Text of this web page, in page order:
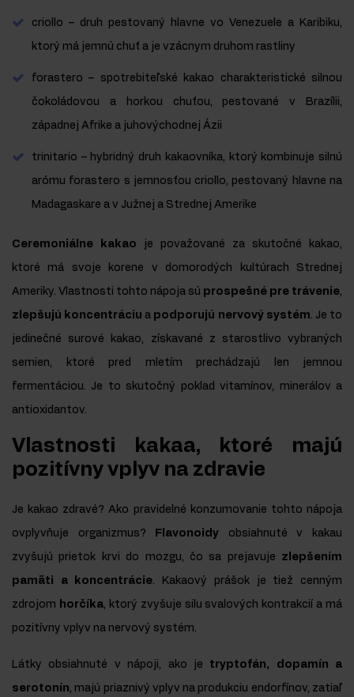
criollo – druh pestovaný hlavne vo Venezuele a Karibiku,
ktorý má jemnú chuť a je vzácnym druhom rastliny
forastero – spotrebiteľské kakao charakteristické silnou
čokoládovou a horkou chuťou, pestované v Brazílii,
západnej Afrike a juhovýchodnej Ázii
trinitario – hybridný druh kakaovníka, ktorý kombinuje silnú
arómu forastero s jemnosťou criollo, pestovaný hlavne na
Madagaskare a v Južnej a Strednej Amerike
Ceremoniálne kakao je považované za skutočné kakao,
ktoré má svoje korene v domorodých kultúrach Strednej
Ameriky. Vlastnosti tohto nápoja sú prospešné pre trávenie,
zlepšujú koncentráciu a podporujú nervový systém. Je to
jedinečné surové kakao, získavané z starostlivo vybraných
semien, ktoré pred mletím prechádzajú len jemnou
fermentáciou. Je to skutočný poklad vitamínov, minerálov a
antioxidantov.
Vlastnosti kakaa, ktoré majú
pozitívny vplyv na zdravie
Je kakao zdravé? Ako pravidelné konzumovanie tohto nápoja
ovplyvňuje organizmus? Flavonoidy obsiahnuté v kakau
zvyšujú prietok krvi do mozgu, čo sa prejavuje zlepšením
pamäti a koncentrácie. Kakaový prášok je tiež cenným
zdrojom horčíka, ktorý zvyšuje silu svalových kontrakcií a má
pozitívny vplyv na nervový systém.
Látky obsiahnuté v nápoji, ako je tryptofán, dopamín a
serotonín, majú priaznivý vplyv na produkciu endorfínov, zatiaľ